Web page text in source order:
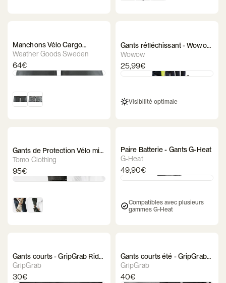
Manchons Vélo Cargo
Imperméables Weather
Goods Sweden
Weather Goods Sweden
64€
Gants réfléchissant - Wowow
Gloves 2.0 Jaune
Wowow
25,99€
Visibilité optimale
Gants de Protection Vélo mi-
Saison - Zoé
Tomo Clothing
95€
Paire Batterie - Gants G-Heat
G-Heat
49,90€
Compatibles avec plusieurs
gammes G-Heat
Gants courts - GripGrab Ride
RC Lite
GripGrab
30€
Gants courts été - GripGrab
PACR INSIDEGRIP™
GripGrab
40€